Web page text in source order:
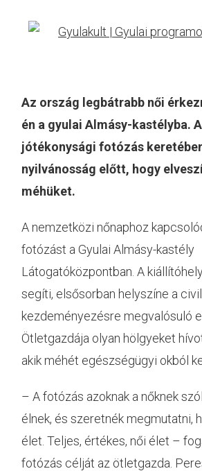
Az ország legbátrabb női
én a gyulai Almásy-kastélyba.
jótékonysági fotózás
nyilvánosság előtt, hogy
méhüket.
A nemzetközi nőnaphoz
fotózást a Gyulai Almásy-kastély
Látogatóközpontban. A
segíti, elsősorban helyszíne a civil
kezdeményezésre megvalósuló
Ötletgazdája olyan hölgyeket
akik méhét egészségügyi okból
– A fotózás azoknak a nőknek
élnek, és szeretnék megmutatni,
élet. Teljes, értékes, női élet –
fotózás célját az ötletgazda.